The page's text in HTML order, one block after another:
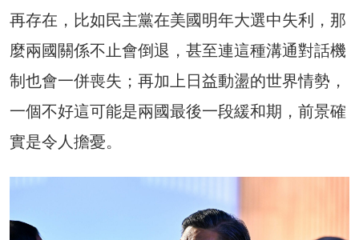
再存在，比如民主黨在美國明年大選中失利，那
麼兩國關係不止會倒退，甚至連這種溝通對話機
制也會一併喪失；再加上日益動盪的世界情勢，
一個不好這可能是兩國最後一段緩和期，前景確
實是令人擔憂。